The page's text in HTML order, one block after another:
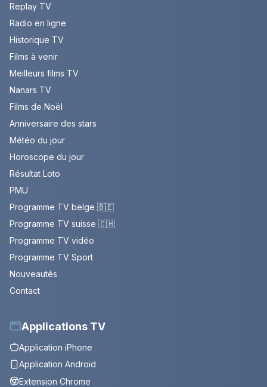
Replay TV
Radio en ligne
Historique TV
Films à venir
Meilleurs films TV
Nanars TV
Films de Noël
Anniversaire des stars
Météo du jour
Horoscope du jour
Résultat Loto
PMU
Programme TV belge 🇧🇪
Programme TV suisse 🇨🇭
Programme TV vidéo
Programme TV Sport
Nouveautés
Contact
Applications TV
Application iPhone
Application Android
Extension Chrome